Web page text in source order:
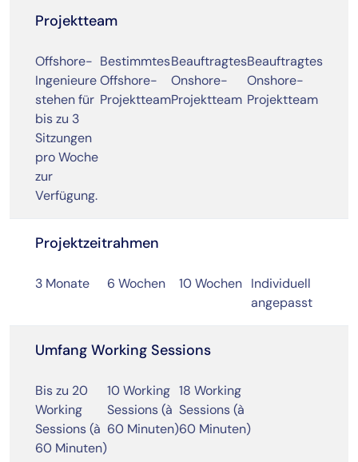
Projektteam
Offshore-
Ingenieure
stehen für
bis zu 3
Sitzungen
pro Woche
zur
Verfügung.
Bestimmtes
Offshore-
Projektteam
Beauftragtes
Onshore-
Projektteam
Beauftragtes
Onshore-
Projektteam
Projektzeitrahmen
3 Monate 6 Wochen 10 Wochen Individuell
angepasst
Umfang Working Sessions
Bis zu 20
Working
Sessions (à
60 Minuten)
10 Working
Sessions (à
60 Minuten)
18 Working
Sessions (à
60 Minuten)